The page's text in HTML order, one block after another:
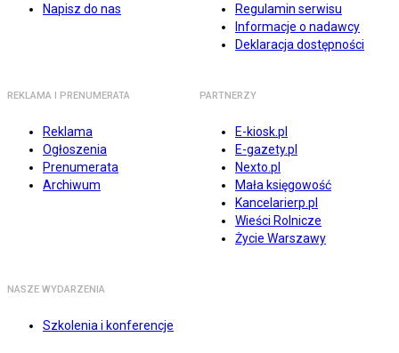
Napisz do nas
Regulamin serwisu
Informacje o nadawcy
Deklaracja dostępności
REKLAMA I PRENUMERATA
Reklama
Ogłoszenia
Prenumerata
Archiwum
PARTNERZY
E-kiosk.pl
E-gazety.pl
Nexto.pl
Mała księgowość
Kancelarierp.pl
Wieści Rolnicze
Życie Warszawy
NASZE WYDARZENIA
Szkolenia i konferencje